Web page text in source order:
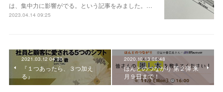
は、集中力に影響がでる。という記事をみました。…
2023.04.14 09:25
2021.03.12 04:30
『１つあったら、３つ加え
る』
2020.10.13 06:48
ほんとのつながり 第２弾 来
月９日まで！